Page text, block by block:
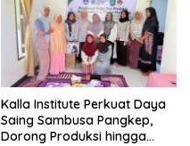
Kalla Institute Perkuat Daya
Saing Sambusa Pangkep,
Dorong Produksi hingga